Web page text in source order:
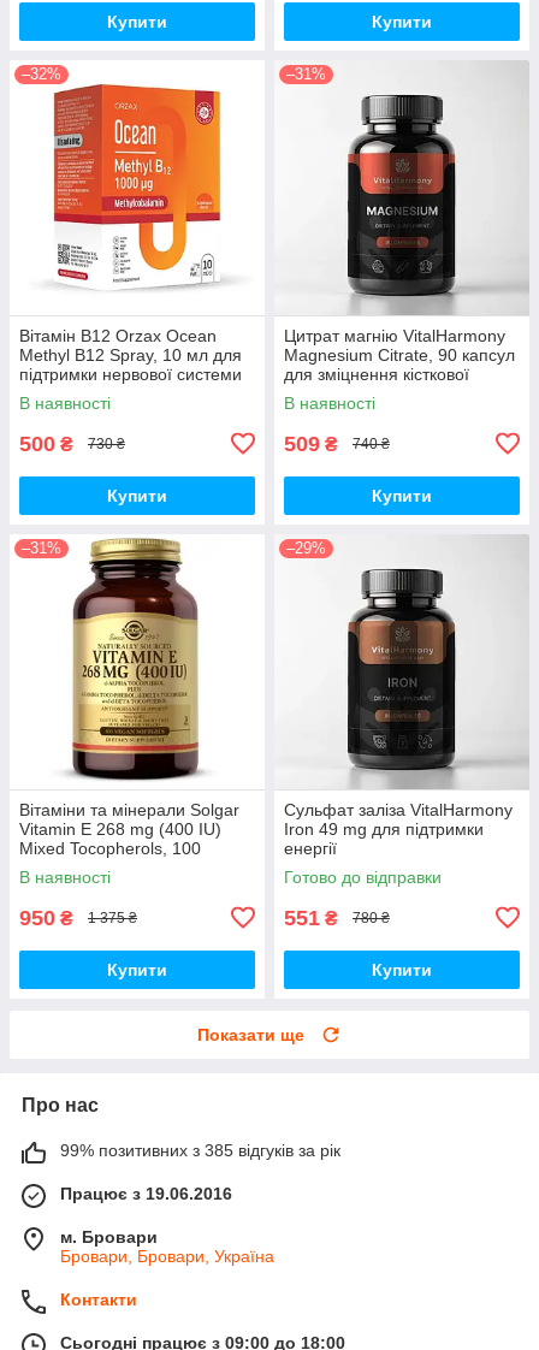
Купити Купити
–32%
Вітамін B12 Orzax Ocean
Methyl B12 Spray, 10 мл для
підтримки нервової системи
В наявності
500 ₴ 730 ₴
Купити
–31%
Цитрат магнію VitalHarmony
Magnesium Citrate, 90 капсул
для зміцнення кісткової
тканини
В наявності
509 ₴ 740 ₴
Купити
–31%
Вітаміни та мінерали Solgar
Vitamin E 268 mg (400 IU)
Mixed Tocopherols, 100
вегакапсул
В наявності
950 ₴ 1 375 ₴
Купити
–29%
Сульфат заліза VitalHarmony
Iron 49 mg для підтримки
енергії
Готово до відправки
551 ₴ 780 ₴
Купити
Показати ще
Про нас
99% позитивних з 385 відгуків за рік
Працює з 19.06.2016
м. Бровари
Бровари, Бровари, Україна
Контакти
Сьогодні працює з 09:00 до 18:00